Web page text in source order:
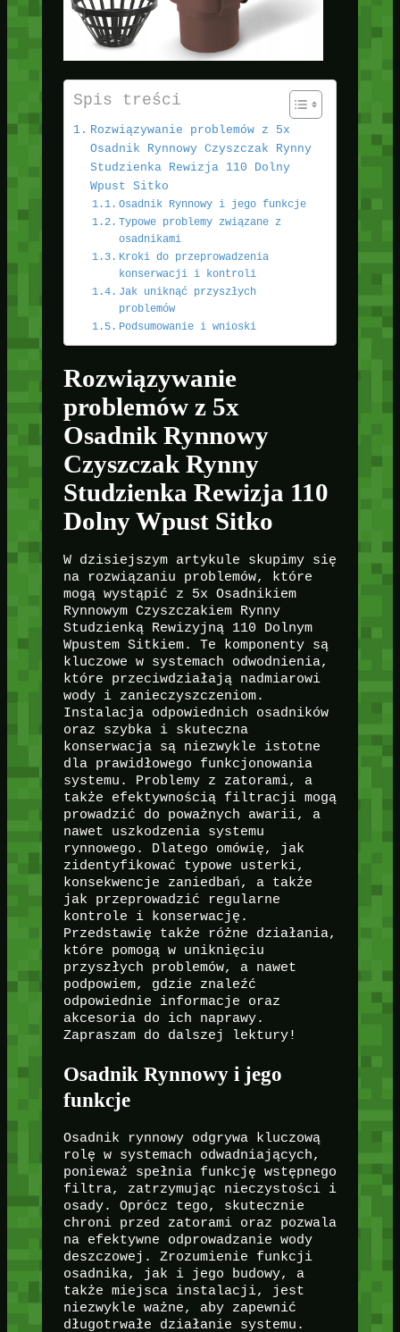
Spis treści
Rozwiązywanie problemów z 5x
Osadnik Rynnowy Czyszczak Rynny
Studzienka Rewizja 110 Dolny
Wpust Sitko
Osadnik Rynnowy i jego funkcje
Typowe problemy związane z
osadnikami
Kroki do przeprowadzenia
konserwacji i kontroli
Jak uniknąć przyszłych
problemów
Podsumowanie i wnioski
Rozwiązywanie
problemów z 5x
Osadnik Rynnowy
Czyszczak Rynny
Studzienka Rewizja 110
Dolny Wpust Sitko
W dzisiejszym artykule skupimy się
na rozwiązaniu problemów, które
mogą wystąpić z 5x Osadnikiem
Rynnowym Czyszczakiem Rynny
Studzienką Rewizyjną 110 Dolnym
Wpustem Sitkiem. Te komponenty są
kluczowe w systemach odwodnienia,
które przeciwdziałają nadmiarowi
wody i zanieczyszczeniom.
Instalacja odpowiednich osadników
oraz szybka i skuteczna
konserwacja są niezwykle istotne
dla prawidłowego funkcjonowania
systemu. Problemy z zatorami, a
także efektywnością filtracji mogą
prowadzić do poważnych awarii, a
nawet uszkodzenia systemu
rynnowego. Dlatego omówię, jak
zidentyfikować typowe usterki,
konsekwencje zaniedbań, a także
jak przeprowadzić regularne
kontrole i konserwację.
Przedstawię także różne działania,
które pomogą w uniknięciu
przyszłych problemów, a nawet
podpowiem, gdzie znaleźć
odpowiednie informacje oraz
akcesoria do ich naprawy.
Zapraszam do dalszej lektury!
Osadnik Rynnowy i jego
funkcje
Osadnik rynnowy odgrywa kluczową
rolę w systemach odwadniających,
ponieważ spełnia funkcję wstępnego
filtra, zatrzymując nieczystości i
osady. Oprócz tego, skutecznie
chroni przed zatorami oraz pozwala
na efektywne odprowadzanie wody
deszczowej. Zrozumienie funkcji
osadnika, jak i jego budowy, a
także miejsca instalacji, jest
niezwykle ważne, aby zapewnić
długotrwałe działanie systemu.